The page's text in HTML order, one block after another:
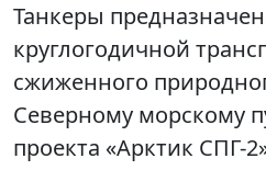
Танкеры
круглогодичной
сжиженного
Северному морскому
проекта «Арктик СПГ-